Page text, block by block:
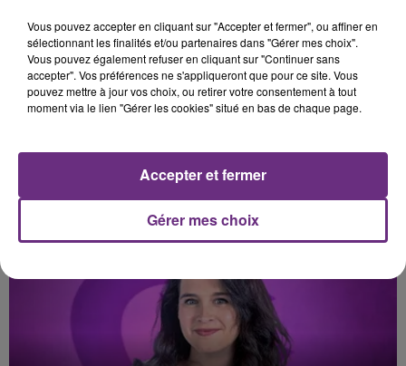
Angels Save Me Tonight
A L'ANTENNE
Vous pouvez accepter en cliquant sur "Accepter et fermer", ou affiner en
sélectionnant les finalités et/ou partenaires dans "Gérer mes choix".
Vous pouvez également refuser en cliquant sur "Continuer sans
accepter". Vos préférences ne s'appliqueront que pour ce site. Vous
pouvez mettre à jour vos choix, ou retirer votre consentement à tout
moment via le lien "Gérer les cookies" situé en bas de chaque page.
Gérer mes choix
Accepter et fermer